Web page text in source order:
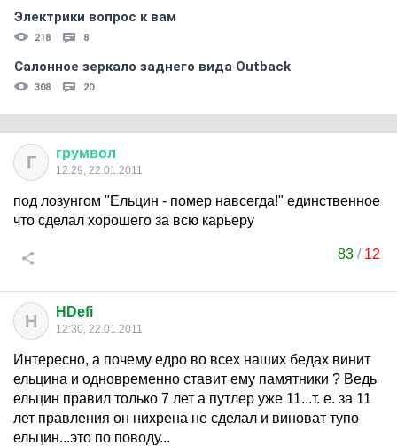
Электрики вопрос к вам
218 8
Салонное зеркало заднего вида Outback
308 20
Г грумвол
12:29, 22.01.2011
под лозунгом "Ельцин - помер навсегда!" единственное
что сделал хорошего за всю карьеру
83/ 12
H HDefi
12:30, 22.01.2011
Интересно, а почему едро во всех наших бедах винит
ельцина и одновременно ставит ему памятники ? Ведь
ельцин правил только 7 лет а путлер уже 11...т. е. за 11
лет правления он нихрена не сделал и виноват тупо
ельцин...это по поводу...